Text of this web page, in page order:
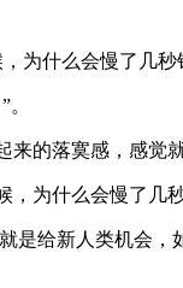
的落寞感，感觉
给新人类机会